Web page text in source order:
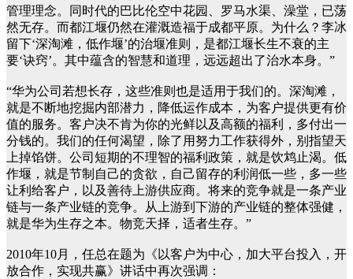
管理理念。同时代的巴比伦空中花园、罗马水渠、澡堂，已荡
然无存。而都江堰仍然在灌溉造福于成都平原。为什么？李冰
留下‘深淘滩，低作堰’的治堰准则，是都江堰长生不衰的主
要‘诀窍’。其中蕴含的智慧和道理，远远超出了治水本身。”
“华为公司若想长存，这些准则也是适用于我们的。深淘滩，
就是不断地挖掘内部潜力，降低运作成本，为客户提供更有价
值的服务。客户决不肯为你的光鲜以及高额的福利，多付出一
分钱的。我们的任何渴望，除了用努力工作获得外，别指望天
上掉馅饼。公司短期的不理智的福利政策，就是饮鸩止渴。低
作堰，就是节制自己的贪欲，自己留存的利润低一些，多一些
让利给客户，以及善待上游供应商。将来的竞争就是一条产业
链与一条产业链的竞争。从上游到下游的产业链的整体强健，
就是华为生存之本。物竞天择，适者生存。”
2010年10月，任总在题为《以客户为中心，加大平台投入，开
放合作，实现共赢》讲话中再次强调：